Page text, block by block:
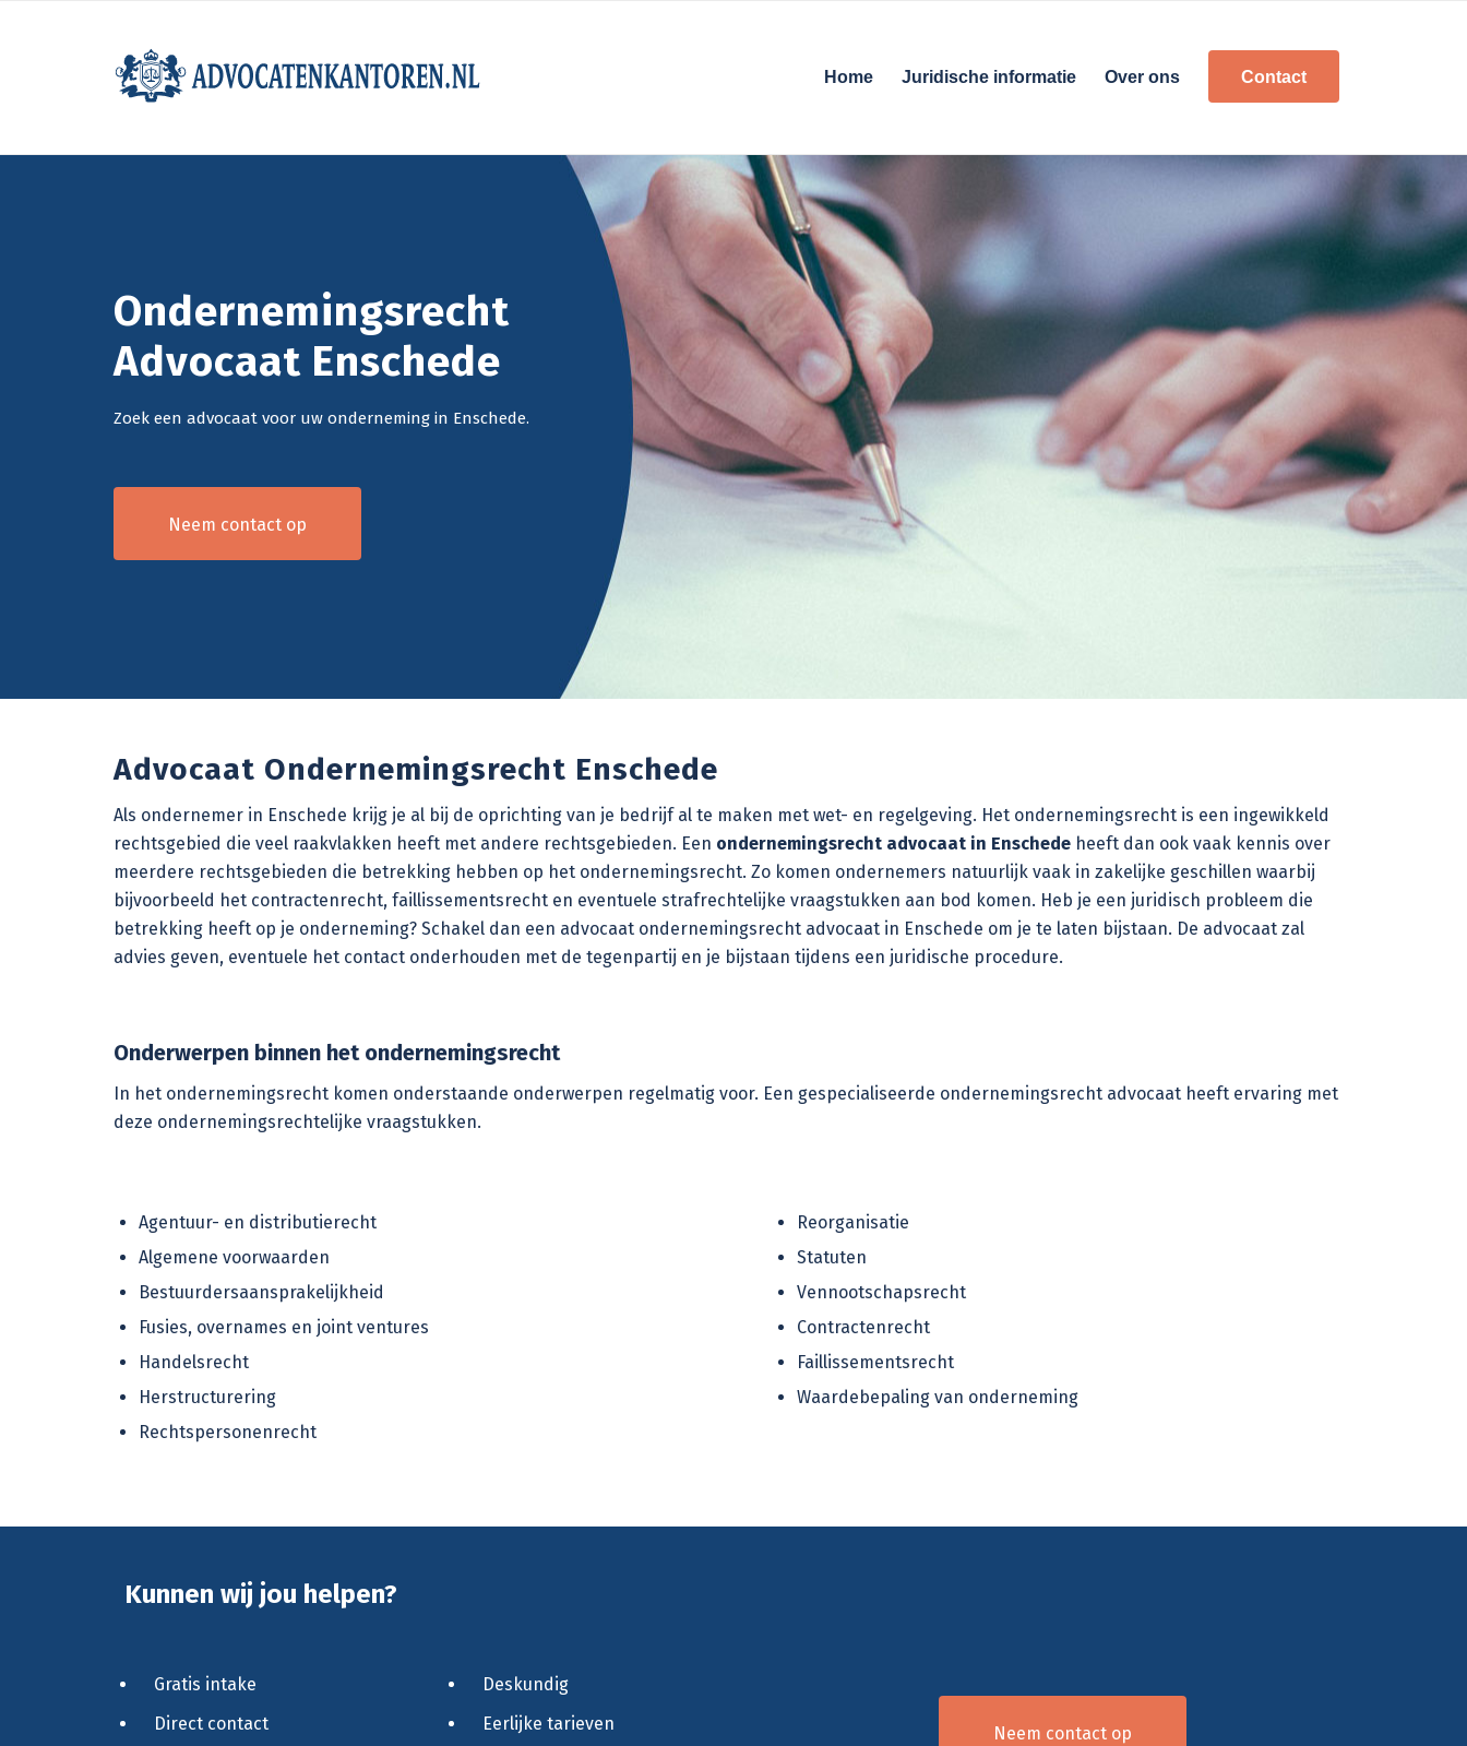
Home Juridische informatie Over ons Contact
Ondernemingsrecht
Advocaat Enschede
Zoek een advocaat voor uw onderneming in Enschede.
Neem contact op
Advocaat Ondernemingsrecht Enschede
Als ondernemer in Enschede krijg je al bij de oprichting van je bedrijf al te maken met wet- en regelgeving. Het ondernemingsrecht is een ingewikkeld
rechtsgebied die veel raakvlakken heeft met andere rechtsgebieden. Een ondernemingsrecht advocaat in Enschedeheeft dan ook vaak kennis over
meerdere rechtsgebieden die betrekking hebben op het ondernemingsrecht. Zo komen ondernemers natuurlijk vaak in zakelijke geschillen waarbij
bijvoorbeeld het contractenrecht, faillissementsrechten eventuele strafrechtelijke vraagstukken aan bod komen. Heb je een juridisch probleem die
betrekking heeft op je onderneming? Schakel dan een advocaat ondernemingsrecht advocaat in Enschede om je te laten bijstaan. De advocaat zal
advies geven, eventuele het contact onderhouden met de tegenpartij en je bijstaan tijdens een juridische procedure.
Onderwerpen binnen het ondernemingsrecht
In het ondernemingsrecht komen onderstaande onderwerpen regelmatig voor. Een gespecialiseerde ondernemingsrecht advocaatheeft ervaring met
deze ondernemingsrechtelijke vraagstukken.
Agentuur- en distributierecht
Algemene voorwaarden
Bestuurdersaansprakelijkheid
Fusies, overnames en joint ventures
Handelsrecht
Herstructurering
Rechtspersonenrecht
Reorganisatie
Statuten
Vennootschapsrecht
Contractenrecht
Faillissementsrecht
Waardebepaling van onderneming
Kunnen wij jou helpen?
Gratis intake
Direct contact
Deskundig
Eerlijke tarieven
Neem contact op